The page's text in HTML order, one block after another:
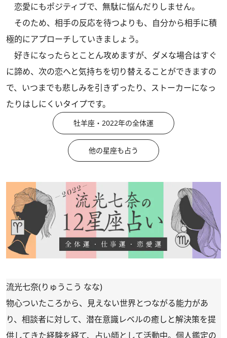
恋愛にもポジティブで、無駄に悩んだりしません。
そのため、相手の反応を待つよりも、自分から相手に積
極的にアプローチしていきましょう。
好きになったらとことん攻めますが、ダメな場合はすぐ
に諦め、次の恋へと気持ちを切り替えることができますの
で、いつまでも悲しみを引きずったり、ストーカーになっ
たりはしにくいタイプです。
牡羊座・2022年の全体運
他の星座も占う
流光七奈(りゅうこう なな)
物心ついたころから、見えない世界とつながる能力があ
り、相談者に対して、潜在意識レベルの癒しと解決策を提
供してきた経験を経て、占い師として活動中。個人鑑定の